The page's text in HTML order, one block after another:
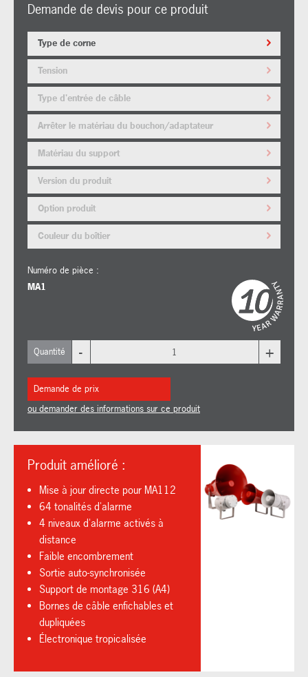
Demande de devis pour ce produit
Type de corne
Tension
Type d'entrée de câble
Arrêter le matériau du bouchon/adaptateur
Matériau du support
Version du produit
Option produit
Couleur du boîtier
Numéro de pièce :
MA1
Quantité - +
Demande de prix
ou demander des informations sur ce produit
Produit amélioré :
Mise à jour directe pour MA112
64 tonalités d'alarme
4 niveaux d'alarme activés à
distance
Faible encombrement
Sortie auto-synchronisée
Support de montage 316 (A4)
Bornes de câble enfichables et
dupliquées
Électronique tropicalisée